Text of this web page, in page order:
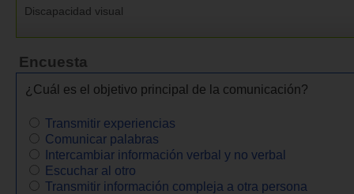
Discapacidad visual
Encuesta
¿Cuál es el objetivo principal de la comunicación?
Transmitir experiencias
Comunicar palabras
Intercambiar información verbal y no verbal
Escuchar al otro
Transmitir información compleja a otra persona